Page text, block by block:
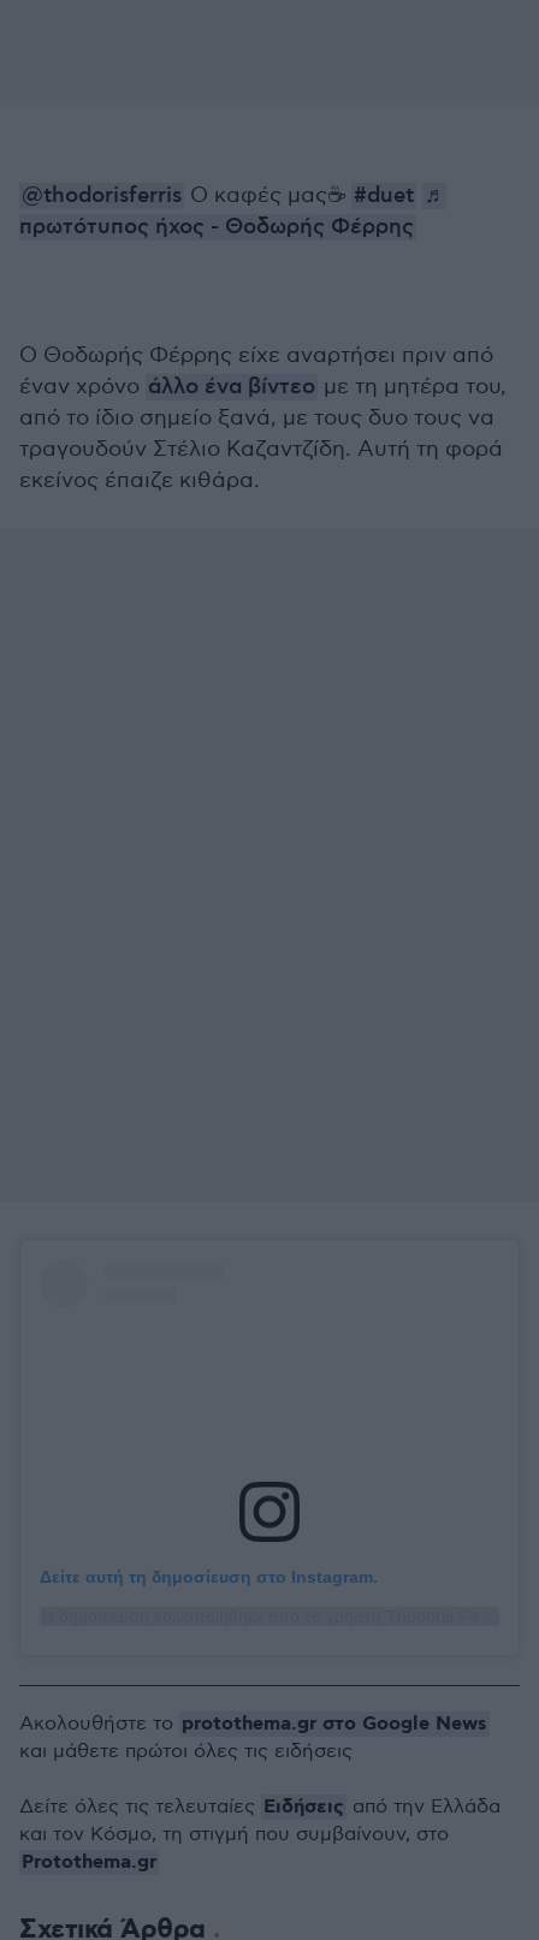
@thodorisferris Ο καφές μας☕️ #duet ♬
πρωτότυπος ήχος - Θοδωρής Φέρρης
Ο Θοδωρής Φέρρης είχε αναρτήσει πριν από
έναν χρόνο άλλο ένα βίντεο με τη μητέρα του,
από το ίδιο σημείο ξανά, με τους δυο τους να
τραγουδούν Στέλιο Καζαντζίδη. Αυτή τη φορά
εκείνος έπαιζε κιθάρα.
Δείτε αυτή τη δημοσίευση στο Instagram.
Σχετικά Άρθρα
Ακολουθήστε το protothema.gr στο Google News
και μάθετε πρώτοι όλες τις ειδήσεις
Δείτε όλες τις τελευταίες Ειδήσεις από την Ελλάδα
και τον Κόσμο, τη στιγμή που συμβαίνουν, στο
Protothema.gr